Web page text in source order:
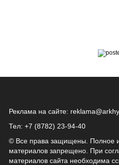
Реклама на сайте:
Тел: +7 (8782) 23‑94‑40
© Все права защищены. Полное
материалов запрещено. При
материалов сайта необходима